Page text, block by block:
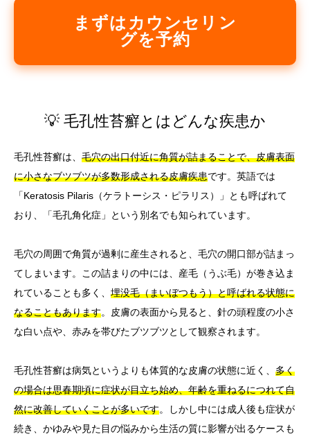
まずはカウンセリン
グを予約
💡 毛孔性苔癬とはどんな疾患か
毛孔性苔癬は、 毛穴の出口付近に角質が詰まることで、皮膚表面
に小さなブツブツが多数形成される皮膚疾患です。英語では
「Keratosis Pilaris（ケラトーシス・ピラリス）」とも呼ばれて
おり、「毛孔角化症」という別名でも知られています。
毛穴の周囲で角質が過剰に産生されると、毛穴の開口部が詰まっ
てしまいます。この詰まりの中には、産毛（うぶ毛）が巻き込ま
れていることも多く、 埋没毛（まいぼつもう）と呼ばれる状態に
なることもあります。皮膚の表面から見ると、針の頭程度の小さ
な白い点や、赤みを帯びたブツブツとして観察されます。
毛孔性苔癬は病気というよりも体質的な皮膚の状態に近く、 多く
の場合は思春期頃に症状が目立ち始め、年齢を重ねるにつれて自
然に改善していくことが多いです。しかし中には成人後も症状が
続き、かゆみや見た目の悩みから生活の質に影響が出るケースも